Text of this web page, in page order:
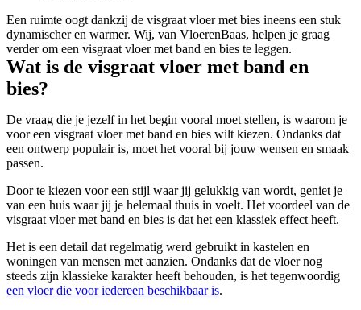
Een ruimte oogt dankzij de visgraat vloer met bies ineens een stuk
dynamischer en warmer. Wij, van VloerenBaas, helpen je graag
verder om een visgraat vloer met band en bies te leggen.
Wat is de visgraat vloer met band en
bies?
De vraag die je jezelf in het begin vooral moet stellen, is waarom je
voor een visgraat vloer met band en bies wilt kiezen. Ondanks dat
een ontwerp populair is, moet het vooral bij jouw wensen en smaak
passen.
Door te kiezen voor een stijl waar jij gelukkig van wordt, geniet je
van een huis waar jij je helemaal thuis in voelt. Het voordeel van de
visgraat vloer met band en bies is dat het een klassiek effect heeft.
Het is een detail dat regelmatig werd gebruikt in kastelen en
woningen van mensen met aanzien. Ondanks dat de vloer nog
steeds zijn klassieke karakter heeft behouden, is het tegenwoordig
een vloer die voor iedereen beschikbaar is.